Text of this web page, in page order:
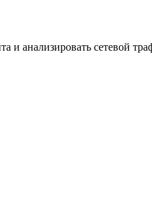
и анализировать сетевой